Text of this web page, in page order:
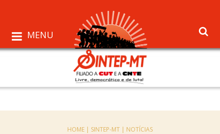
MENU
HOME | SINTEP-MT | NOTÍCIAS